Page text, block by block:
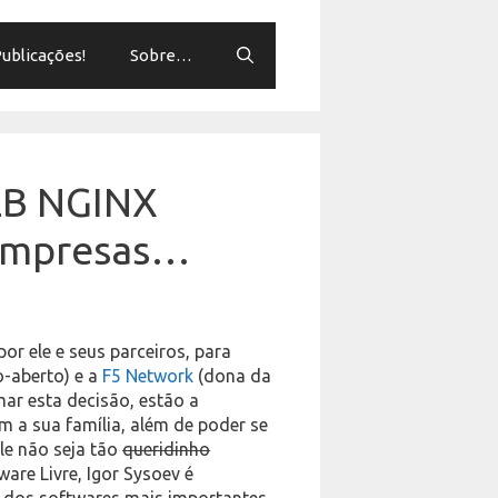
Sobre…
NGINX
ele e seus parceiros, para
aberto) e a F5 Network (dona da
esta decisão, estão a
a sua família, além de poder se
não seja tãoqueridinho
Livre, Igor Sysoev é